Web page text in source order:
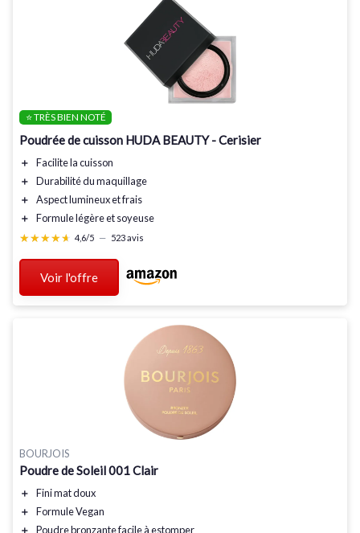
⭐ TRÈS BIEN NOTÉ
Poudrée de cuisson HUDA BEAUTY - Cerisier
＋ Facilitela cuisson
＋
Durabilitédu maquillage
＋
Aspectlumineux et frais
＋
Formulelégère et soyeuse
★★★★★
★★★★★ 4,6/5 — 523 avis
Voir l'offre
BOURJOIS
Poudre de Soleil 001 Clair
＋
Fini mat doux
＋
Formule Vegan
＋
Poudre bronzante facile à estomper